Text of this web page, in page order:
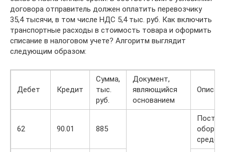
договора отправитель должен оплатить перевозчику
35,4 тысячи, в том числе НДС 5,4 тыс. руб. Как включить
транспортные расходы в стоимость товара и оформить
списание в налоговом учете? Алгоритм выглядит
следующим образом:
Дебет Кредит
Сумма,
тыс.
руб.
Документ,
являющийся
основанием
62 90.01 885